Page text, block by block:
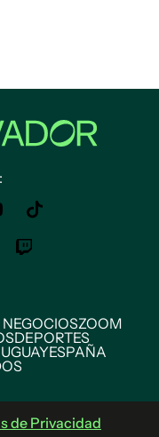
ZOOM
DEPORTES
ESPAÑA
de Privacidad